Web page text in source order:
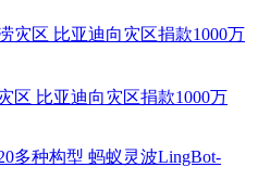
区 比亚迪向灾区捐款1000万